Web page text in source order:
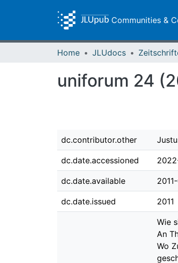
Communities &
Home JLUdocs
uniforum 24
dc.contributor.other
dc.date.accessioned
dc.date.available
dc.date.issued 2011
Wie
An
Wo